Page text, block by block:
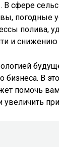
сфере
погодные
полива,
и снижению
В
помочь
увеличить